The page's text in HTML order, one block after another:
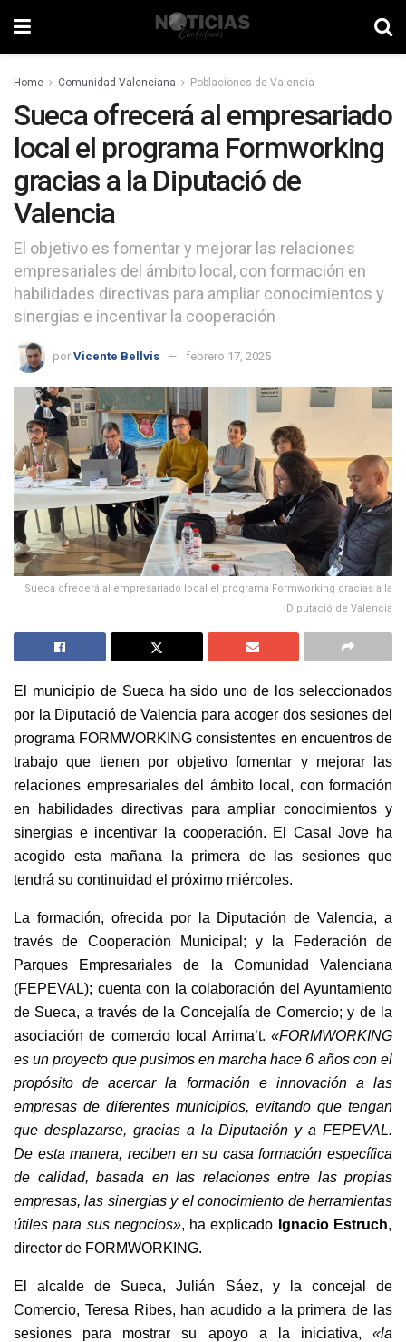
Home Comunidad Valenciana Poblaciones de Valencia
Sueca ofrecerá al empresariado
local el programa Formworking
gracias a la Diputació de
Valencia
El objetivo es fomentar y mejorar las relaciones
empresariales del ámbito local, con formación en
habilidades directivas para ampliar conocimientos y
sinergias e incentivar la cooperación
por Vicente Bellvis febrero 17, 2025
Sueca ofrecerá al empresariado local el programa Formworking gracias a la
Diputació de Valencia
El municipio de Sueca ha sido uno de los seleccionados
por la Diputació de Valencia para acoger dos sesiones del
programa FORMWORKING consistentes en encuentros de
trabajo que tienen por objetivo fomentar y mejorar las
relaciones empresariales del ámbito local, con formación
en habilidades directivas para ampliar conocimientos y
sinergias e incentivar la cooperación. El Casal Jove ha
acogido esta mañana la primera de las sesiones que
tendrá su continuidad el próximo miércoles.
La formación, ofrecida por la Diputación de Valencia, a
través de Cooperación Municipal; y la Federación de
Parques Empresariales de la Comunidad Valenciana
(FEPEVAL); cuenta con la colaboración del Ayuntamiento
de Sueca, a través de la Concejalía de Comercio; y de la
asociación de comercio local Arrima’t. «FORMWORKING
es un proyecto que pusimos en marcha hace 6 años con el
propósito de acercar la formación e innovación a las
empresas de diferentes municipios, evitando que tengan
que desplazarse, gracias a la Diputación y a FEPEVAL.
De esta manera, reciben en su casa formación específica
de calidad, basada en las relaciones entre las propias
empresas, las sinergias y el conocimiento de herramientas
útiles para sus negocios», ha explicado gnacio Estruch,
director de FORMWORKING.
El alcalde de Sueca, Julián Sáez, y la concejal de
Comercio, Teresa Ribes, han acudido a la primera de las
sesiones para mostrar su apoyo a la iniciativa, «la